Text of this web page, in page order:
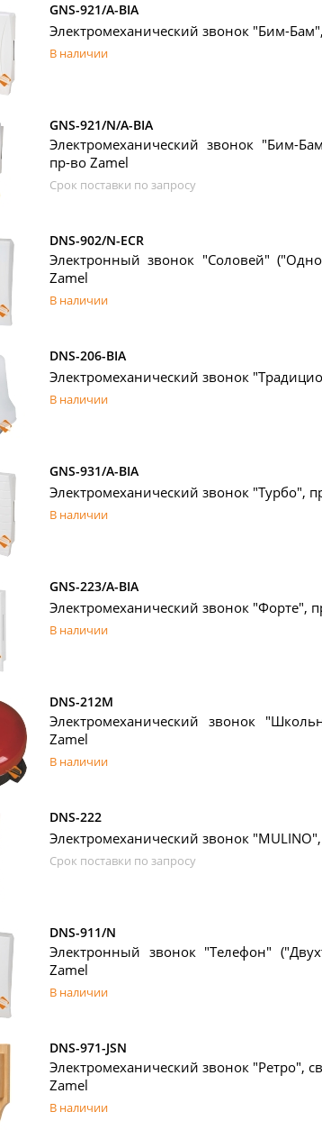
GNS-921/A-BIA
Электромеханический звонок "Бим-
В наличии
GNS-921/N/A-BIA
Электромеханический звонок "Бим-
пр-во Zamel
Срок поставки по запросу
DNS-902/N-ECR
Электронный звонок "Соловей"
Zamel
В наличии
DNS-206-BIA
Электромеханический звонок
В наличии
GNS-931/A-BIA
Электромеханический звонок "Турбо",
В наличии
GNS-223/A-BIA
Электромеханический звонок "Форте",
В наличии
DNS-212M
Электромеханический звонок
Zamel
В наличии
DNS-222
Электромеханический звонок
Срок поставки по запросу
DNS-911/N
Электронный звонок "Телефон"
Zamel
В наличии
DNS-971-JSN
Электромеханический звонок "Ретро",
Zamel
В наличии